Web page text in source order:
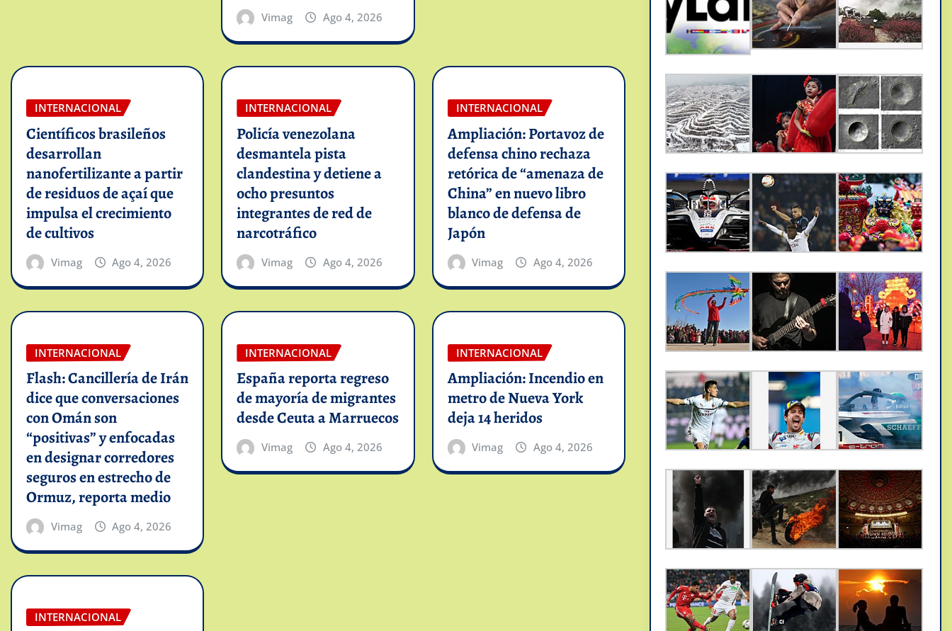
Vimag Ago 4, 2026
INTERNACIONAL
Científicos brasileños
desarrollan
nanofertilizante a partir
de residuos de açaí que
impulsa el crecimiento
de cultivos
Vimag Ago 4, 2026
INTERNACIONAL
Policía venezolana
desmantela pista
clandestina y detiene a
ocho presuntos
integrantes de red de
narcotráfico
Vimag Ago 4, 2026
INTERNACIONAL
Ampliación: Portavoz de
defensa chino rechaza
retórica de “amenaza de
China” en nuevo libro
blanco de defensa de
Japón
Vimag Ago 4, 2026
INTERNACIONAL
Flash: Cancillería de Irán
dice que conversaciones
con Omán son
“positivas” y enfocadas
en designar corredores
seguros en estrecho de
Ormuz, reporta medio
Vimag Ago 4, 2026
INTERNACIONAL
España reporta regreso
de mayoría de migrantes
desde Ceuta a Marruecos
Vimag Ago 4, 2026
INTERNACIONAL
Ampliación: Incendio en
metro de Nueva York
deja 14 heridos
Vimag Ago 4, 2026
INTERNACIONAL